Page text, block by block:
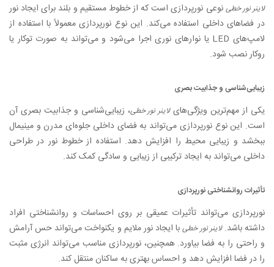
لاینر نور خطی نوعی نورپردازی است که از خطوط مستقیم و بلند برای ایجاد نور
در فضاهای داخلی استفاده می‌کند. این نوع نورپردازی معمولاً با استفاده از
لامپ‌های LED یا نوارهای نوری اجرا می‌شود و می‌تواند به صورت توکار یا
روکار نصب شود.
زیبایی‌شناسی و جذابیت بصری
یکی از مهم‌ترین ویژگی‌هایلاینر نور خطی، زیبایی‌شناسی و جذابیت بصری آن
است. این نوع نورپردازی می‌تواند به فضای داخلی جلوه‌ای مدرن و مینیمال
ببخشد و زیبایی محیط را افزایش دهد. استفاده از خطوط نور در طراحی
داخلی می‌تواند به ایجاد ترکیبی از زیبایی و سادگی کمک کند.
تأثیرات روانشناختی نورپردازی
نورپردازی می‌تواند تأثیرات عمیقی بر روی احساسات و روانشناختی افراد
داشته باشد.لاینر نور خطیبا ایجاد نور ملایم و یکنواخت می‌تواند حس آرامش
و راحتی را به فضا بیاورد. همچنین، نورپردازی مناسب می‌تواند انرژی مثبت
را در فضا افزایش دهد و احساس بهتری به ساکنان منتقل کند.